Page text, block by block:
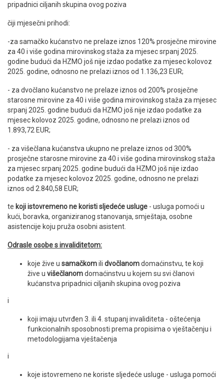
pripadnici ciljanih skupina ovog poziva
čiji mjesečni prihodi:
-za samačko kućanstvo ne prelaze iznos 120% prosječne mirovine
za 40 i više godina mirovinskog staža za mjesec srpanj 2025.
godine budući da HZMO još nije izdao podatke za mjesec kolovoz
2025. godine, odnosno ne prelazi iznos od 1.136,23 EUR;
- za dvočlano kućanstvo ne prelaze iznos od 200% prosječne
starosne mirovine za 40 i više godina mirovinskog staža za mjesec
srpanj 2025. godine budući da HZMO još nije izdao podatke za
mjesec kolovoz 2025. godine, odnosno ne prelazi iznos od
1.893,72 EUR;
- za višečlana kućanstva ukupno ne prelaze iznos od 300%
prosječne starosne mirovine za 40 i više godina mirovinskog staža
za mjesec srpanj 2025. godine budući da HZMO još nije izdao
podatke za mjesec kolovoz 2025. godine, odnosno ne prelazi
iznos od 2.840,58 EUR;
te koji istovremeno ne koristi sljedeće usluge - usluga pomoći u
kući, boravka, organiziranog stanovanja, smještaja, osobne
asistencije koju pruža osobni asistent.
Odrasle osobe s invaliditetom:
koje žive u samačkomili dvočlanomdomaćinstvu, te koji
žive u višečlanomdomaćinstvu u kojem su svi članovi
kućanstva pripadnici ciljanih skupina ovog poziva
i
koji imaju utvrđen 3. ili 4. stupanj invaliditeta - oštećenja
funkcionalnih sposobnosti prema propisima o vještačenju i
metodologijama vještačenja
i
koje istovremeno ne koriste sljedeće usluge - usluga pomoći